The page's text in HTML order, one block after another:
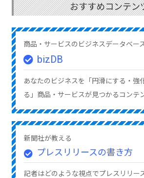
おすすめコンテン
商品・サービスのビジネスデータベー
bizDB
あなたのビジネスを「円滑にする・強
る」商品・サービスが見つかるコンテ
新聞社が教える
プレスリリースの書き方
記者はどのような視点でプレスリリー